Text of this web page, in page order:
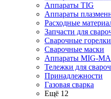
Аппараты TIG
Аппараты
Расходные
Запчасти для
Сварочные
Сварочные маски
Аппараты MIG-
Тележки для
Принадлежности
Газовая сварка
Ещё 12